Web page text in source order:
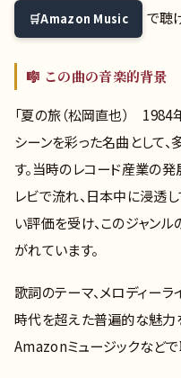
Amazon Music で聴
🎼 この曲の音楽的背景
「夏の旅（松岡直也） 1984
シーンを彩った名曲として
す。当時のレコード産業の
レビで流れ、日本中に浸透
い評価を受け、このジャン
がれています。
歌詞のテーマ、メロディーラ
時代を超えた普遍的な魅力
Amazonミュージックなどで